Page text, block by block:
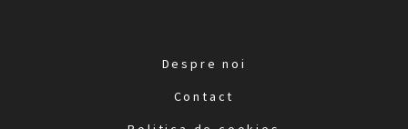
Despre noi
Contact